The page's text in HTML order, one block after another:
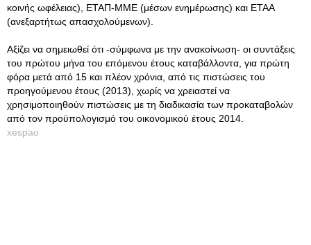
κοινής ωφέλειας), ΕΤΑΠ-ΜΜΕ (μέσων ενημέρωσης) και ΕΤΑΑ
(ανεξαρτήτως απασχολούμενων).
Αξίζει να σημειωθεί ότι -σύμφωνα με την ανακοίνωση- οι συντάξεις
του πρώτου μήνα του επόμενου έτους καταβάλλοντα, για πρώτη
φόρα μετά από 15 και πλέον χρόνια, από τις πιστώσεις του
προηγούμενου έτους (2013), χωρίς να χρειαστεί να
χρησιμοποιηθούν πιστώσεις με τη διαδικασία των προκαταβολών
από τον προϋπολογισμό του οικονομικού έτους 2014.
xespao